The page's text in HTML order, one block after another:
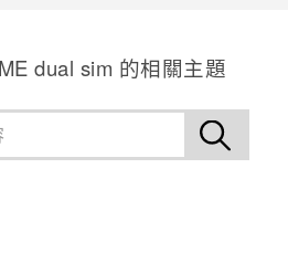
dual sim 的相關主題